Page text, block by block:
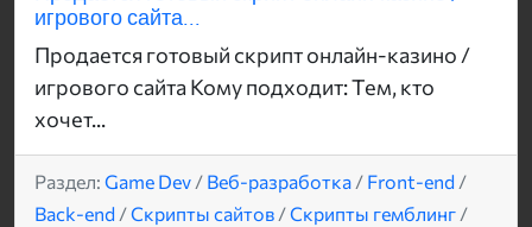
игрового сайта...
Продается готовый скрипт онлайн-казино /
игрового сайта Кому подходит: Тем, кто
хочет...
Раздел: Game Dev / Веб-разработка / Front-end /
Back-end /Скрипты сайтов /Скрипты гемблинг /